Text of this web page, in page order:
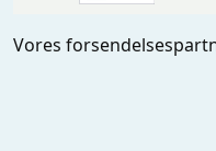
Vores